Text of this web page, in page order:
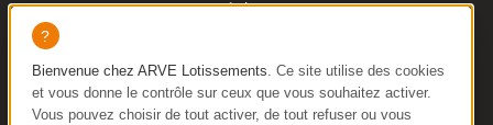
Nos réalisations
Bienvenue chez ARVE Lotissements. Ce site utilise des cookies
et vous donne le contrôle sur ceux que vous souhaitez activer.
Vous pouvez choisir de tout activer, de tout refuser ou vous